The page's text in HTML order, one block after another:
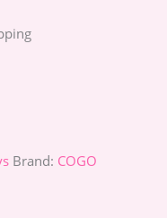
Brand: COGO